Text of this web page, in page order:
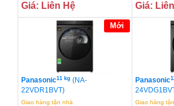
Giá: Liên Hệ Giá:
Mới
Panasonic11 kg (NA-
22VDR1BVT)
Giao hàng tận nhà
Panasonic
Giao hàng